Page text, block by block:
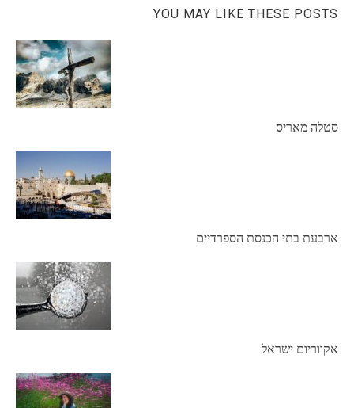
YOU MAY LIKE THESE POSTS
סטלה מאריס
ארבעת בתי הכנסת הספרדיים
אקווריום ישראל